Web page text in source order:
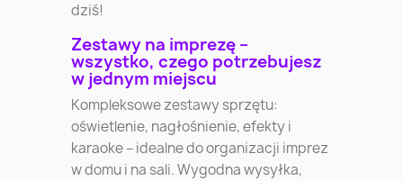
dziś!
Zestawy na imprezę –
wszystko, czego potrzebujesz
w jednym miejscu
Kompleksowe zestawy sprzętu:
oświetlenie, nagłośnienie, efekty i
karaoke – idealne do organizacji imprez
w domu i na sali. Wygodna wysyłka,